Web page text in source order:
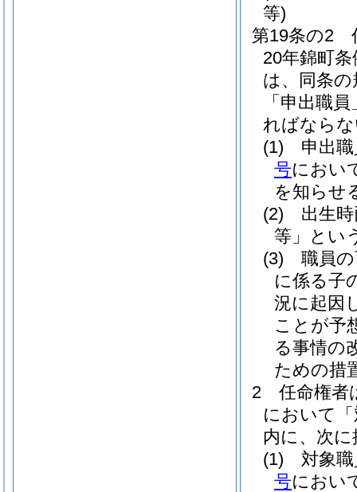
等)
第19条の2
20年錦町
は、同条
「申出職
ればなら
(1)
申出
号におい
を知らせ
(2)
出生
等」とい
(3)
職員
に係る子
況に起因
ことが予
る事情の
ための措
2
任命権者
において
内に、次
(1)
対象
号におい